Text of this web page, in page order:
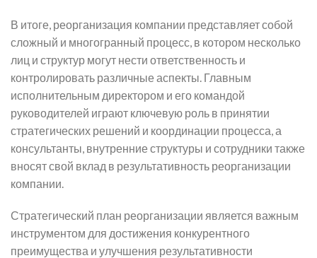
В итоге, реорганизация компании представляет собой
сложный и многогранный процесс, в котором несколько
лиц и структур могут нести ответственность и
контролировать различные аспекты. Главным
исполнительным директором и его командой
руководителей играют ключевую роль в принятии
стратегических решений и координации процесса, а
консультанты, внутренние структуры и сотрудники также
вносят свой вклад в результативность реорганизации
компании.
Стратегический план реорганизации является важным
инструментом для достижения конкурентного
преимущества и улучшения результативности